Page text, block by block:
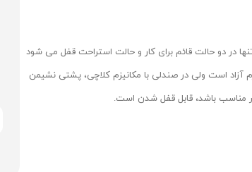
در دو حالت قائم برای کار و حالت استراحت قفل می شود
آزاد است ولی در صندلی با مکانیزم کلاچی، پشتی نشیمن
مناسب باشد، قابل قفل شدن است.